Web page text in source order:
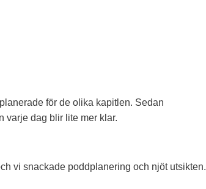
för de olika kapitlen. Sedan
varje dag blir lite mer klar.
vi snackade poddplanering och njöt utsikten.